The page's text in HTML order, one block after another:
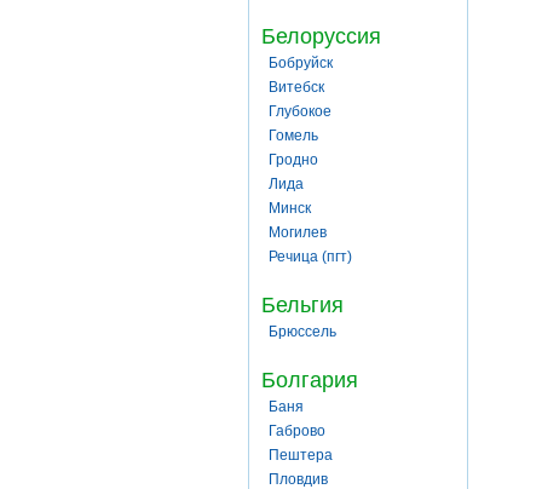
Белоруссия
Бобруйск
Витебск
Глубокое
Гомель
Гродно
Лида
Минск
Могилев
Речица (пгт)
Бельгия
Брюссель
Болгария
Баня
Габрово
Пештера
Пловдив